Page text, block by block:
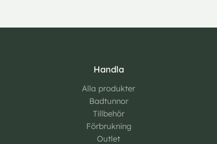
Handla
Alla produkter
Badtunnor
Tillbehör
Förbrukning
Outlet